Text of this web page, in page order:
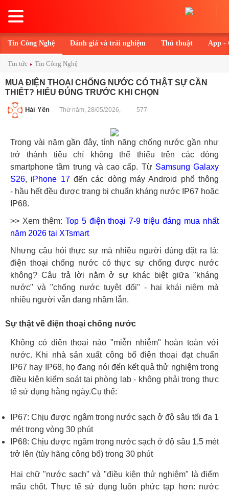
Toggle
navigation
Tin Công Nghệ Đánh giá và trải nghiệm Thủ thuật App -
Tin tức Tin Công Nghệ
MUA ĐIỆN THOẠI CHỐNG NƯỚC CÓ THẬT SỰ CẦN
THIẾT? HIỂU ĐÚNG TRƯỚC KHI CHỌN
Hải Yến Thứ năm, 28/05/2026, 577
Trong vài năm gần đây, tính năng chống nước gần như
trở thành tiêu chí không thể thiếu trên các dòng
smartphone tầm trung và cao cấp. Từ Samsung Galaxy
S26, iPhone 17đến các dòng máy Android phổ thông
- hầu hết đều được trang bị chuẩn kháng nước IP67 hoặc
IP68.
>> Xem thêm: Top 5 điện thoại 7-9 triệu đáng mua nhất
năm 2026 tại XTsmart
Nhưng câu hỏi thực sự mà nhiều người dùng đặt ra là:
điện thoại chống nước có thực sự chống được nước
không? Câu trả lời nằm ở sự khác biệt giữa "kháng
nước" và "chống nước tuyệt đối" - hai khái niệm mà
nhiều người vẫn đang nhầm lẫn.
Sự thật về điện thoại chống nước
Không có điện thoại nào "miễn nhiễm" hoàn toàn với
nước. Khi nhà sản xuất công bố điện thoại đạt chuẩn
IP67 hay IP68, họ đang nói đến kết quả thử nghiệm trong
điều kiện kiểm soát tại phòng lab - không phải trong thực
tế sử dụng hằng ngày.Cụ thể:
IP67: Chịu được ngâm trong nước sạch ở độ sâu tối đa 1
mét trong vòng 30 phút
IP68: Chịu được ngâm trong nước sạch ở độ sâu 1,5 mét
trở lên (tùy hãng công bố) trong 30 phút
Hai chữ "nước sạch" và "điều kiện thử nghiệm" là điểm
mấu chốt. Thực tế sử dụng luôn phức tạp hơn: nước